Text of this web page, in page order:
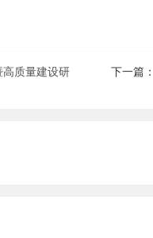
高质量建设研
下一篇：